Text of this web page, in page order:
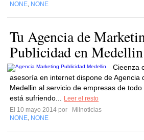
NONE NONE
Tu Agencia de
Publicidad en Medellin
Cieenza
asesoría en internet dispone de Agencia
Medellin al servicio de empresas de
está sufriendo...
Leer el resto
El 10 mayo 2014 por
Milnoticias
NONE NONE